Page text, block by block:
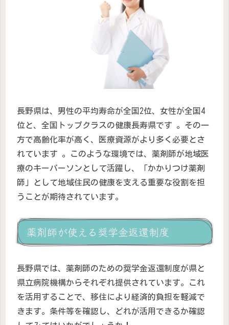
長野県は、男性の平均寿命が全国2位、女性が全国4
位と、全国トップクラスの健康長寿県です 。その一
方で高齢化率が高く、医療資源がより多く必要とさ
れています 。このような環境では、薬剤師が地域医
療のキーパーソンとして活躍し、「かかりつけ薬剤
師」として地域住民の健康を支える重要な役割を担
うことが期待されています。
薬剤師が使える奨学金返還制度
長野県では、薬剤師のための奨学金返還制度が県と
県立病院機構からそれぞれ提供されています。これ
を活用することで、移住により経済的負担を軽減で
きます。条件等を確認し、どれが活用できるか確認